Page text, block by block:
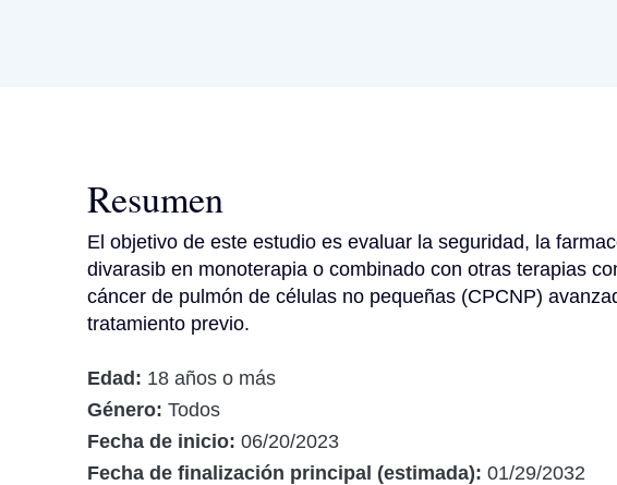
Resumen
El objetivo de este estudio es evaluar la seguridad, la
divarasib en monoterapia o combinado con otras terapias
cáncer de pulmón de células no pequeñas (CPCNP)
tratamiento previo.
Edad: 18 años o más
Género: Todos
Fecha de inicio: 06/20/2023
Fecha de finalización principal (estimada): 01/29/2032